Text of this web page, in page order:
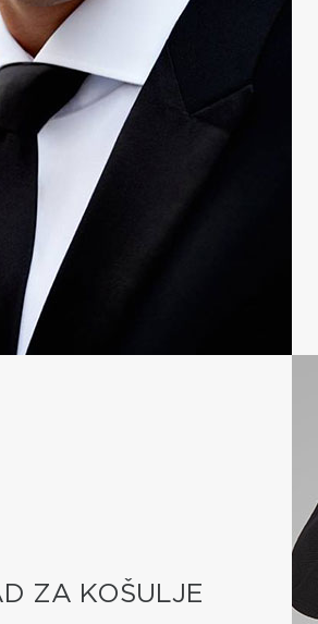
ZA KOŠULJE